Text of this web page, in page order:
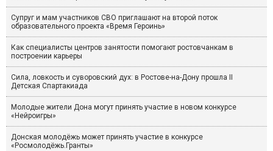
Супруг и мам участников СВО приглашают на второй поток
образовательного проекта «Время Героинь»
Как специалисты центров занятости помогают ростовчанкам в
построении карьеры
Сила, ловкость и суворовский дух: в Ростове-на-Дону прошла II
Детская Спартакиада
Молодые жители Дона могут принять участие в новом конкурсе
«Нейроигры»
Донская молодёжь может принять участие в конкурсе
«Росмолодёжь.Гранты»